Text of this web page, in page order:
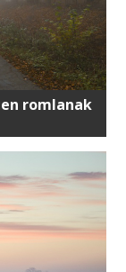
romlanak